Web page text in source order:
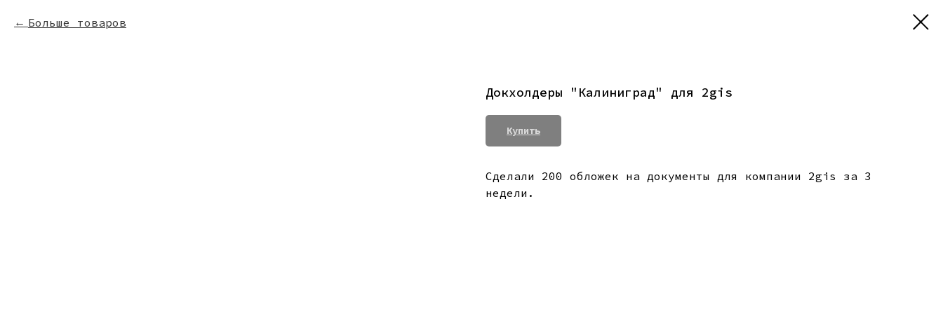
Больше товаров
Докхолдеры "Калиниград" для 2gis
Купить
Сделали 200 обложек на документы для компании 2gis за 3
недели.